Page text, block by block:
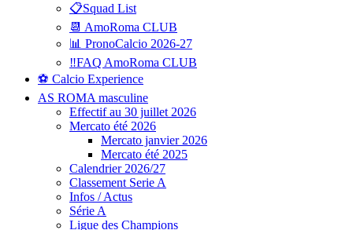
📋Squad List
📆 AmoRoma CLUB
📊 PronoCalcio 2026-27
‼️FAQ AmoRoma CLUB
⚽ Calcio Experience
AS ROMA masculine
Effectif au 30 juillet 2026
Mercato été 2026
Mercato janvier 2026
Mercato été 2025
Calendrier 2026/27
Classement Serie A
Infos / Actus
Série A
Ligue des Champions